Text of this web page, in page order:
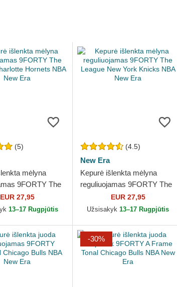
(5)
mėlyna
9FORTY The
Hornets
Era
EUR 27,95
13–17 Rugpjūtis
(4.5)
New Era
Kepurė išlenkta mėlyna
reguliuojamas 9FORTY The
League New York Knicks
NBA New Era
EUR 27,95
Užsisakyk13–17 Rugpjūtis
-30%